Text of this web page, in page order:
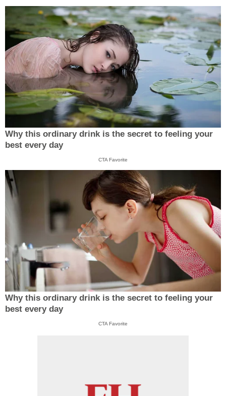
Why this ordinary drink is the secret to feeling your
best every day
CTA Favorite
Why this ordinary drink is the secret to feeling your
best every day
CTA Favorite